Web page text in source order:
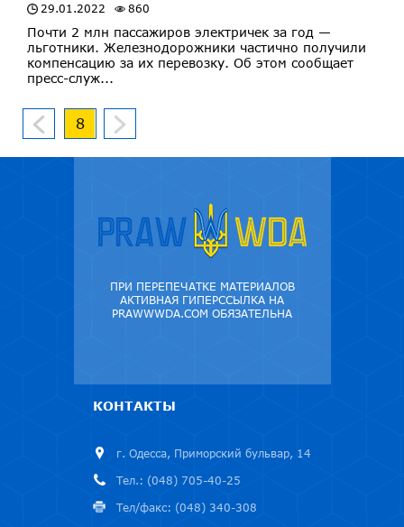
29.01.2022 860
Почти 2 млн пассажиров электричек за год —
льготники. Железнодорожники частично получили
компенсацию за их перевозку. Об этом сообщает
пресс-служ...
8
ПРИ ПЕРЕПЕЧАТКЕ МАТЕРИАЛОВ
АКТИВНАЯ ГИПЕРССЫЛКА НА
PRAWWWDA.COM ОБЯЗАТЕЛЬНА
КОНТАКТЫ
г. Одесса, Приморский бульвар, 14
Тел.: (048) 705-40-25
Тел/факс: (048) 340-308